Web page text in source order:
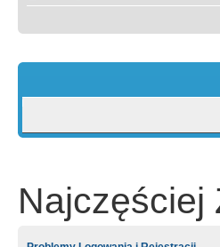
Najczęściej